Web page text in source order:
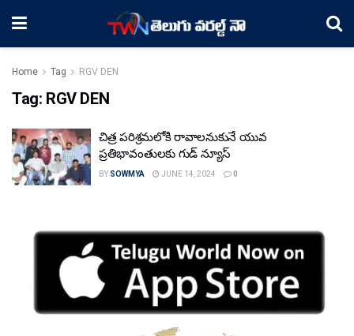
Home Tag RGV DEN
Tag: RGV DEN
చిత్ర పరిశ్రమలోకి రావాలనుకునే యువ
ప్రతిభావంతులకు గుడ్ న్యూస్
BY SOWMYA JUNE 14, 2024 0